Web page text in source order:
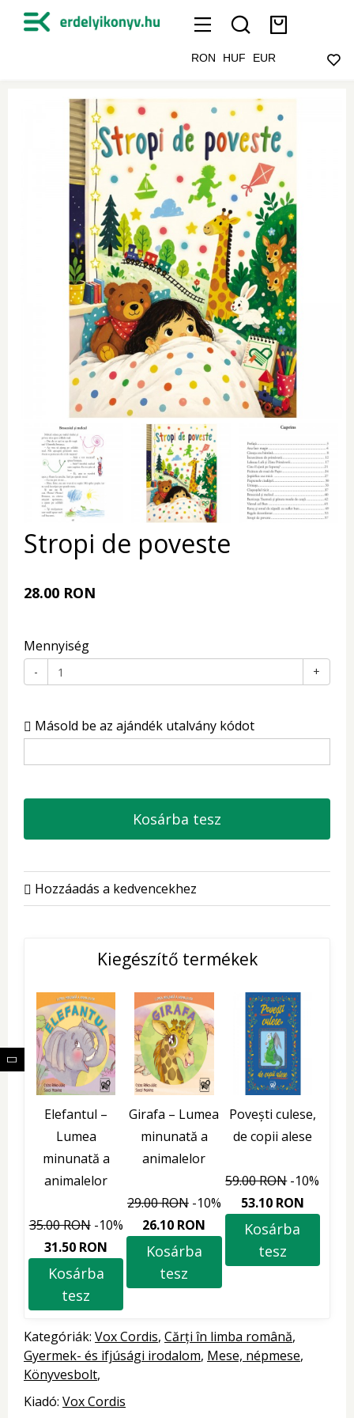
RON HUF EUR
Stropi de poveste
28.00 RON
Mennyiség
- +
Másold be az ajándék utalvány kódot
Kosárba tesz
Hozzáadás a kedvencekhez
Kiegészítő termékek
Elefantul –
Lumea
minunată a
animalelor
35.00 RON-10%
31.50 RON
Kosárba
tesz
Girafa – Lumea
minunată a
animalelor
29.00 RON-10%
26.10 RON
Kosárba
tesz
Povești culese,
de copii alese
59.00 RON-10%
53.10 RON
Kosárba
tesz
Kategóriák: Vox Cordis Cărți în limba română
Gyermek- és ifjúsági irodalom Mese, népmese
Könyvesbolt
Kiadó: Vox Cordis